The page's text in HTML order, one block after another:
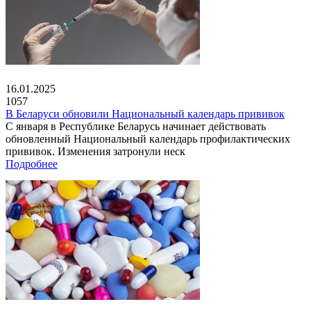
16.01.2025
1057
В Беларуси обновили Национальный календарь прививок
С января в Республике Беларусь начинает действовать
обновленный Национальный календарь профилактических
прививок. Изменения затронули неск
Подробнее